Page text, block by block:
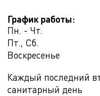
График работы:
Пн. - Чт.
Пт., Сб.
Воскресенье
Каждый последний
санитарный день